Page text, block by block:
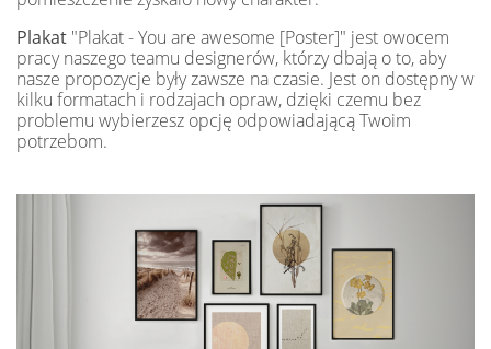
Plakat "Plakat - You are awesome [Poster]" jest owocem
pracy naszego teamu designerów, którzy dbają o to, aby
nasze propozycje były zawsze na czasie. Jest on dostępny w
kilku formatach i rodzajach opraw, dzięki czemu bez
problemu wybierzesz opcję odpowiadającą Twoim
potrzebom.